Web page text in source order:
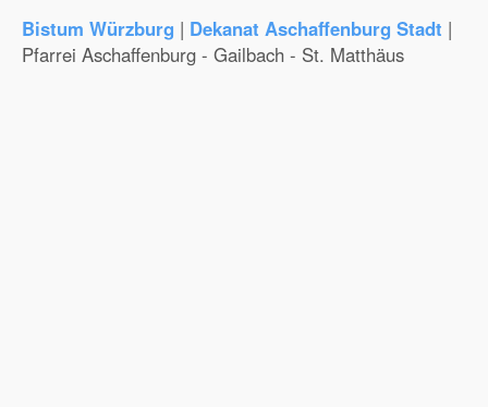
Bistum Würzburg | Dekanat Aschaffenburg Stadt |
Pfarrei Aschaffenburg - Gailbach - St. Matthäus